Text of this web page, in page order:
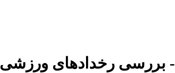
در قلمرو ورزش309- بررسی